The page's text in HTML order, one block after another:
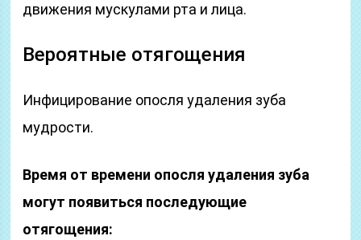
движения мускулами рта и лица.
Вероятные отягощения
Инфицирование опосля удаления зуба
мудрости.
Время от времени опосля удаления зуба
могут появиться последующие
отягощения: